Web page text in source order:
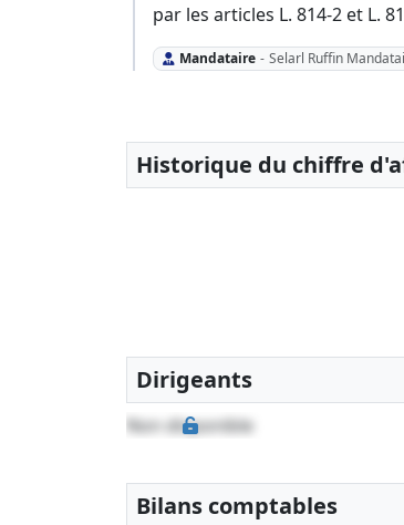
par les articles L. 814-2 et L.
Mandataire - Selarl Ruffin
Historique du chiffre
Dirigeants
Non disponible
Bilans comptables